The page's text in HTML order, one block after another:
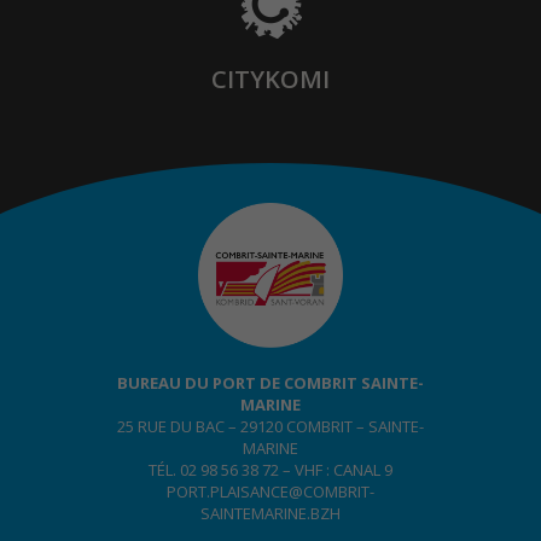
CITYKOMI
BUREAU DU PORT DE COMBRIT SAINTE-
MARINE
25 RUE DU BAC – 29120 COMBRIT – SAINTE-
MARINE
TÉL. 02 98 56 38 72 – VHF : CANAL 9
PORT.PLAISANCE@COMBRIT-
SAINTEMARINE.BZH